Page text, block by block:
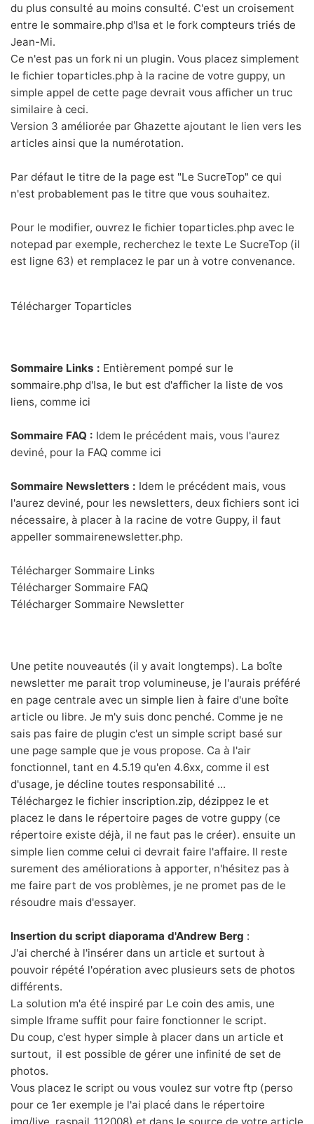
du plus consulté au moins consulté. C'est un croisement
entre le sommaire.php d'Isa et le fork compteurs triés de
Jean-Mi.
Ce n'est pas un fork ni un plugin. Vous placez simplement
le fichier toparticles.php à la racine de votre guppy, un
simple appel de cette page devrait vous afficher un truc
similaire à ceci.
Version 3 améliorée par Ghazette ajoutant le lien vers les
articles ainsi que la numérotation.
Par défaut le titre de la page est "Le SucreTop" ce qui
n'est probablement pas le titre que vous souhaitez.
Pour le modifier, ouvrez le fichier toparticles.php avec le
notepad par exemple, recherchez le texte Le SucreTop (il
est ligne 63) et remplacez le par un à votre convenance.
Télécharger Toparticles
Sommaire Links : Entièrement pompé sur le
sommaire.php d'Isa, le but est d'afficher la liste de vos
liens, comme ici
Sommaire FAQ : Idem le précédent mais, vous l'aurez
deviné, pour la FAQ comme ici
Sommaire Newsletters : Idem le précédent mais, vous
l'aurez deviné, pour les newsletters, deux fichiers sont ici
nécessaire, à placer à la racine de votre Guppy, il faut
appeller sommairenewsletter.php.
Télécharger Sommaire Links
Télécharger Sommaire FAQ
Télécharger Sommaire Newsletter
Une petite nouveautés (il y avait longtemps). La boîte
newsletter me parait trop volumineuse, je l'aurais préféré
en page centrale avec un simple lien à faire d'une boîte
article ou libre. Je m'y suis donc penché. Comme je ne
sais pas faire de plugin c'est un simple script basé sur
une page sample que je vous propose. Ca à l'air
fonctionnel, tant en 4.5.19 qu'en 4.6xx, comme il est
d'usage, je décline toutes responsabilité ...
Téléchargez le fichier inscription.zip, dézippez le et
placez le dans le répertoire pages de votre guppy (ce
répertoire existe déjà, il ne faut pas le créer). ensuite un
simple lien comme celui ci devrait faire l'affaire. Il reste
surement des améliorations à apporter, n'hésitez pas à
me faire part de vos problèmes, je ne promet pas de le
résoudre mais d'essayer.
Insertion du script diaporama d'Andrew Berg :
J'ai cherché à l'insérer dans un article et surtout à
pouvoir répété l'opération avec plusieurs sets de photos
différents.
La solution m'a été inspiré par Le coin des amis, une
simple Iframe suffit pour faire fonctionner le script.
Du coup, c'est hyper simple à placer dans un article et
surtout, il est possible de gérer une infinité de set de
photos.
Vous placez le script ou vous voulez sur votre ftp (perso
pour ce 1er exemple je l'ai placé dans le répertoire
img/live_raspail_112008) et dans le source de votre article